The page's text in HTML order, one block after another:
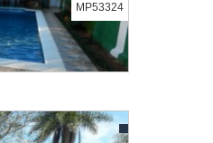
MP53324